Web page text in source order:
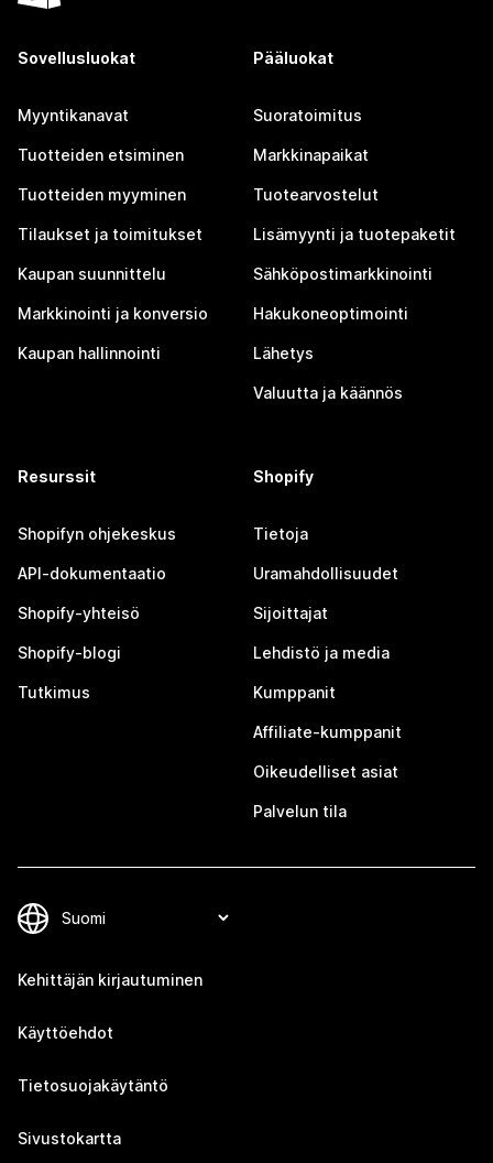
Sovellusluokat
Myyntikanavat
Tuotteiden etsiminen
Tuotteiden myyminen
Tilaukset ja toimitukset
Kaupan suunnittelu
Markkinointi ja konversio
Kaupan hallinnointi
Pääluokat
Suoratoimitus
Markkinapaikat
Tuotearvostelut
Lisämyynti ja tuotepaketit
Sähköpostimarkkinointi
Hakukoneoptimointi
Lähetys
Valuutta ja käännös
Resurssit
Shopifyn ohjekeskus
API-dokumentaatio
Shopify-yhteisö
Shopify-blogi
Tutkimus
Shopify
Tietoja
Uramahdollisuudet
Sijoittajat
Lehdistö ja media
Kumppanit
Affiliate-kumppanit
Oikeudelliset asiat
Palvelun tila
Kehittäjän kirjautuminen
Käyttöehdot
Tietosuojakäytäntö
Sivustokartta